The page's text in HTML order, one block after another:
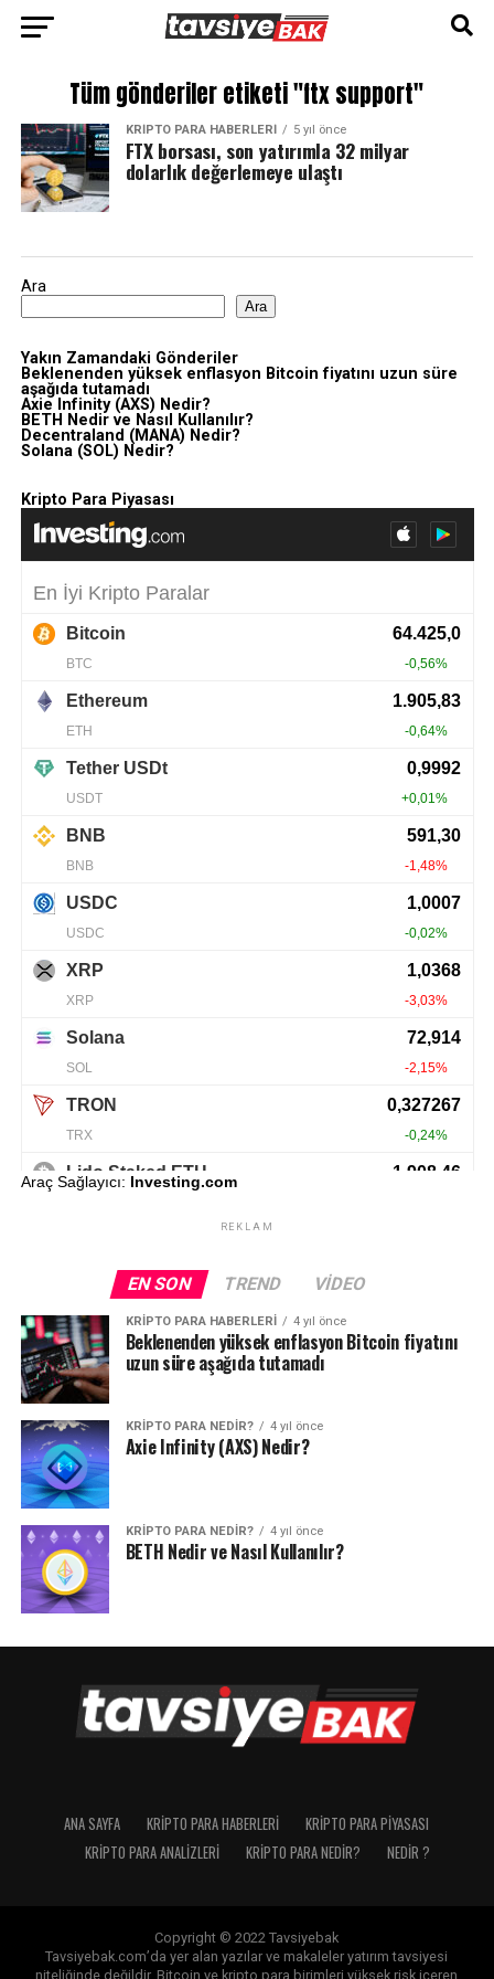
Tüm gönderiler etiketi "ftx support"
KRIPTO PARA HABERLERI 5 yıl önce
FTX borsası, son yatırımla 32 milyar
dolarlık değerlemeye ulaştı
Ara
Ara
Yakın Zamandaki Gönderiler
Beklenenden yüksek enflasyon Bitcoin fiyatını uzun süre
aşağıda tutamadı
Axie Infinity (AXS) Nedir?
BETH Nedir ve Nasıl Kullanılır?
Decentraland (MANA) Nedir?
Solana (SOL) Nedir?
Kripto Para Piyasası
Araç Sağlayıcı: Investing.com
REKLAM
EN SON TREND VIDEO
KRIPTO PARA HABERLERI 4 yıl önce
Beklenenden yüksek enflasyon Bitcoin fiyatını
uzun süre aşağıda tutamadı
KRIPTO PARA NEDIR? 4 yıl önce
Axie Infinity (AXS) Nedir?
KRIPTO PARA NEDIR? 4 yıl önce
BETH Nedir ve Nasıl Kullanılır?
ANA SAYFA KRIPTO PARA HABERLERI
KRIPTO PARA PIYASASI
KRIPTO PARA ANALIZLERI
KRIPTO PARA NEDIR? NEDIR ?
Copyright © 2022 Tavsiyebak
Tavsiyebak.com’da yer alan yazılar ve makaleler yatırım tavsiyesi
niteliğinde değildir. Bitcoin ve kripto para birimleri yüksek risk içeren